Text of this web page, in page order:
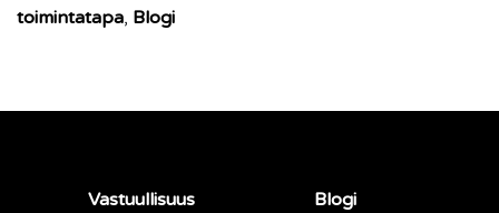
toimintatapa, Blogi
Vastuullisuus
Blogi